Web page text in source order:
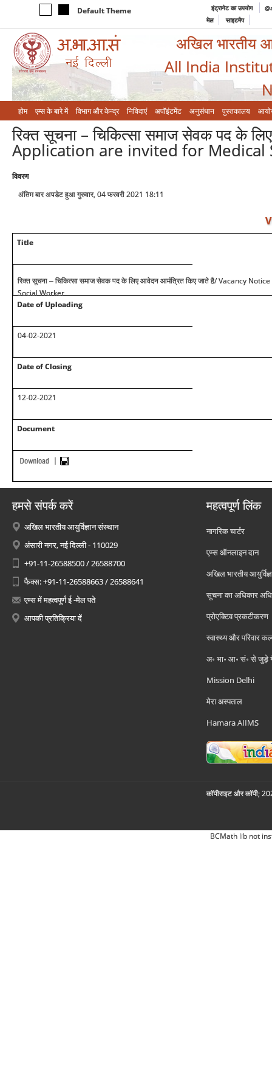
Default Theme इंट्रानेट का उपयोग
मेल
साइटमैप
अखिल भारतीय
All India
होम एम्‍स के बारे में विभाग और केन्‍द्र निविदाएं अपॉइंटमेंट अनुसंधान पुस्तकालय
रिक्त सूचना – चिकित्सा समाज सेवक पद के
Application are invited for Medical
विवरण
अंतिम बार अपडेट हुआ गुरुवार, 04 फरवरी 2021 18:11
Title
रिक्त सूचना – चिकित्सा समाज सेवक पद के लिए आवेदन आमंत्रित किए जाते है/ Vacancy
Social Worker
Date of Uploading
04-02-2021
Date of Closing
12-02-2021
Document
हमसे संपर्क करें
अखिल भारतीय आयुर्विज्ञान संस्थान
अंसारी नगर, नई दिल्ली - 110029
+91-11-26588500 / 26588700
फैक्स: +91-11-26588663 / 26588641
एम्स में महत्वपूर्ण ई -मेल पते
आपकी प्रतिक्रिया दें
महत्वपूर्ण लिंक
नागरिक चार्टर
एम्स ऑनलाइन दान
अखिल भारतीय
सूचना का अधिकार
प्रोएक्टिव प्रकटीकरण
स्वास्थ्य और परिवार
अ॰ भा॰ आ॰ सं॰ से जुड़े
Mission Delhi
मेरा अस्पताल
Hamara AIIMS
कॉपीराइट और कॉपी;
BCMath lib not